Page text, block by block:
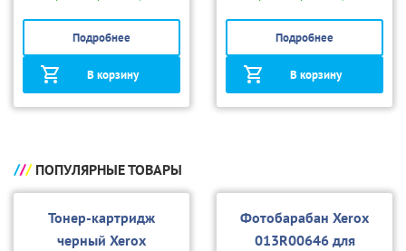
Подробнее
В корзину
Подробнее
В корзину
ПОПУЛЯРНЫЕ ТОВАРЫ
Тонер-картридж
черный Xerox
Фотобарабан Xerox
013R00646 для